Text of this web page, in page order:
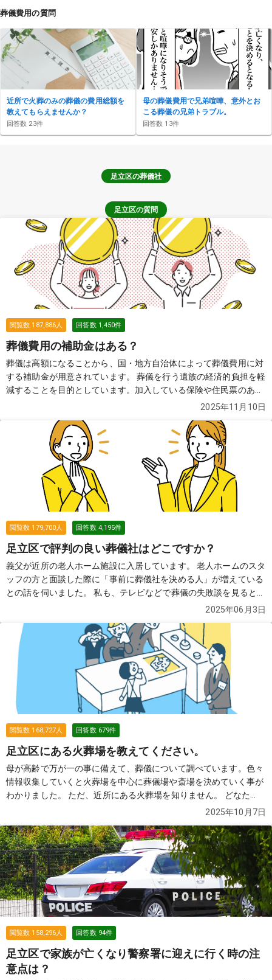
葬儀費用の質問
近所で火葬のみの葬儀の費用総額を
教えてもらえませんか？
回答数 23件
母の葬儀費用で兄弟喧嘩、意外とお
こる葬儀の兄弟トラブル。
回答数 13件
足立区の葬儀社
足立区の質問
閲覧数 187,886人 回答数 1,450件
葬儀費用の補助金はある？
葬儀は高額になることから、国・地方自治体によって葬儀費用に対
する補助金が用意されています。 葬儀を行う遺族の経済的負担を軽
減することを目的としています。加入している保険や住民票のある
自治体によって、もらえる金額や必要な申請書類などが異なります
2025年11月10日
閲覧数 179,700人 回答数 4,195件
足立区で評判の良い葬儀社はどこですか？
義父が近所の老人ホーム施設に入居しています。 老人ホームのスタ
ッフの方と面談した際に「事前に葬儀社を決める人」が増えている
との話を伺いました。 私も、テレビなどで葬儀の失敗談を見ると、
事前に葬儀社を把握していた方がいいのかな？と思って、色々調べ
葬儀社を2〜3社教えていただけませんでしょうか？
2025年06月3日
閲覧数 168,727人 回答数 679件
足立区にある火葬場を教えてください。
母が高齢で万が一の事に備えて、葬儀について調べています。色々
情報収集していくと火葬場を中心に葬儀場や斎場を決めていく事が
わかりました。 ただ、近所にある火葬場を知りません。 どなた
か、近所にある火葬場を教えていただけませんでしょうか？続き
2025年10月7日
閲覧数 158,296人 回答数 94件
足立区で家族が亡くなり警察署に迎えに行く時の注
意点は？